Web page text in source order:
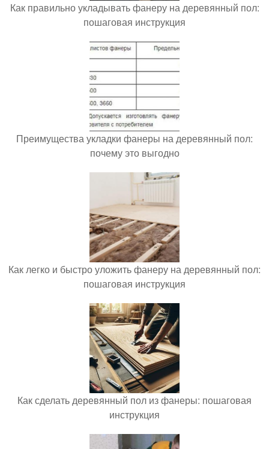
Как правильно укладывать фанеру на деревянный пол:
пошаговая инструкция
Преимущества укладки фанеры на деревянный пол:
почему это выгодно
Как легко и быстро уложить фанеру на деревянный пол:
пошаговая инструкция
Как сделать деревянный пол из фанеры: пошаговая
инструкция